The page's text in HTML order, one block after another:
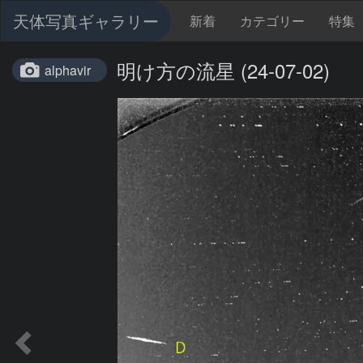
天体写真ギャラリー 新着 カテゴリー 特集
alphavir 明け方の流星 (24-07-02)